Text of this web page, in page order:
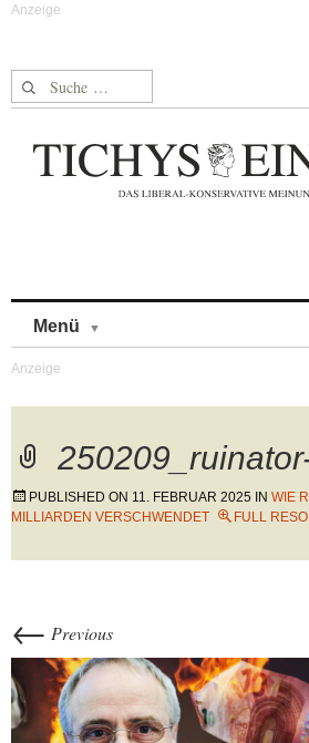
Suche nach:
Menü
PUBLISHED ON 11. FEBRUAR 2025 IN WIE
MILLIARDEN VERSCHWENDET
FULL
← Previous